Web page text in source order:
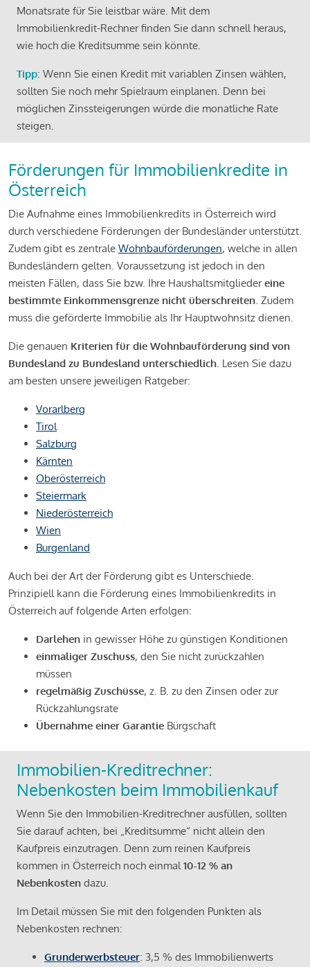
Monatsrate für Sie leistbar wäre. Mit dem
Immobilienkredit-Rechner finden Sie dann schnell heraus,
wie hoch die Kreditsumme sein könnte.
Tipp: Wenn Sie einen Kredit mit variablen Zinsen wählen,
sollten Sie noch mehr Spielraum einplanen. Denn bei
möglichen Zinssteigerungen würde die monatliche Rate
steigen.
Förderungen für Immobilienkredite in
Österreich
Die Aufnahme eines Immobilienkredits in Österreich wird
durch verschiedene Förderungen der Bundesländer unterstützt.
Zudem gibt es zentrale Wohnbauförderungen, welche in allen
Bundesländern gelten. Voraussetzung ist jedoch in den
meisten Fällen, dass Sie bzw. Ihre Haushaltsmitgliedereine
bestimmte Einkommensgrenze nicht überschreiten. Zudem
muss die geförderte Immobilie als Ihr Hauptwohnsitz dienen.
Die genauen Kriterien für die Wohnbauförderung sind von
Bundesland zu Bundesland unterschiedlich. Lesen Sie dazu
am besten unsere jeweiligen Ratgeber:
Vorarlberg
Tirol
Salzburg
Kärnten
Oberösterreich
Steiermark
Niederösterreich
Wien
Burgenland
Auch bei der Art der Förderung gibt es Unterschiede.
Prinzipiell kann die Förderung eines Immobilienkredits in
Österreich auf folgende Arten erfolgen:
Darlehen in gewisser Höhe zu günstigen Konditionen
einmaliger Zuschuss, den Sie nicht zurückzahlen
müssen
regelmäßig Zuschüsse, z. B. zu den Zinsen oder zur
Rückzahlungsrate
Übernahme einer Garantie Bürgschaft
Immobilien-Kreditrechner:
Nebenkosten beim Immobilienkauf
Wenn Sie den Immobilien-Kreditrechner ausfüllen, sollten
Sie darauf achten, bei „Kreditsumme“ nicht allein den
Kaufpreis einzutragen. Denn zum reinen Kaufpreis
kommen in Österreich noch einmal10-12 % an
Nebenkosten dazu.
Im Detail müssen Sie mit den folgenden Punkten als
Nebenkosten rechnen:
Grunderwerbsteuer: 3,5 % des Immobilienwerts